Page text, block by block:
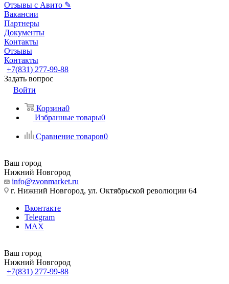
Отзывы с Авито ✎
Вакансии
Партнеры
Документы
Контакты
Отзывы
Контакты
+7(831) 277-99-88
Задать вопрос
Войти
Корзина0
Избранные товары0
Сравнение товаров0
Ваш город
Нижний Новгород
info@zvonmarket.ru
г. Нижний Новгород, ул. Октябрьской революции 64
Вконтакте
Telegram
MAX
Ваш город
Нижний Новгород
+7(831) 277-99-88